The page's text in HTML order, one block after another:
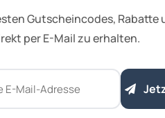
Gutscheincodes, Rabatte
per E-Mail zu erhalten.